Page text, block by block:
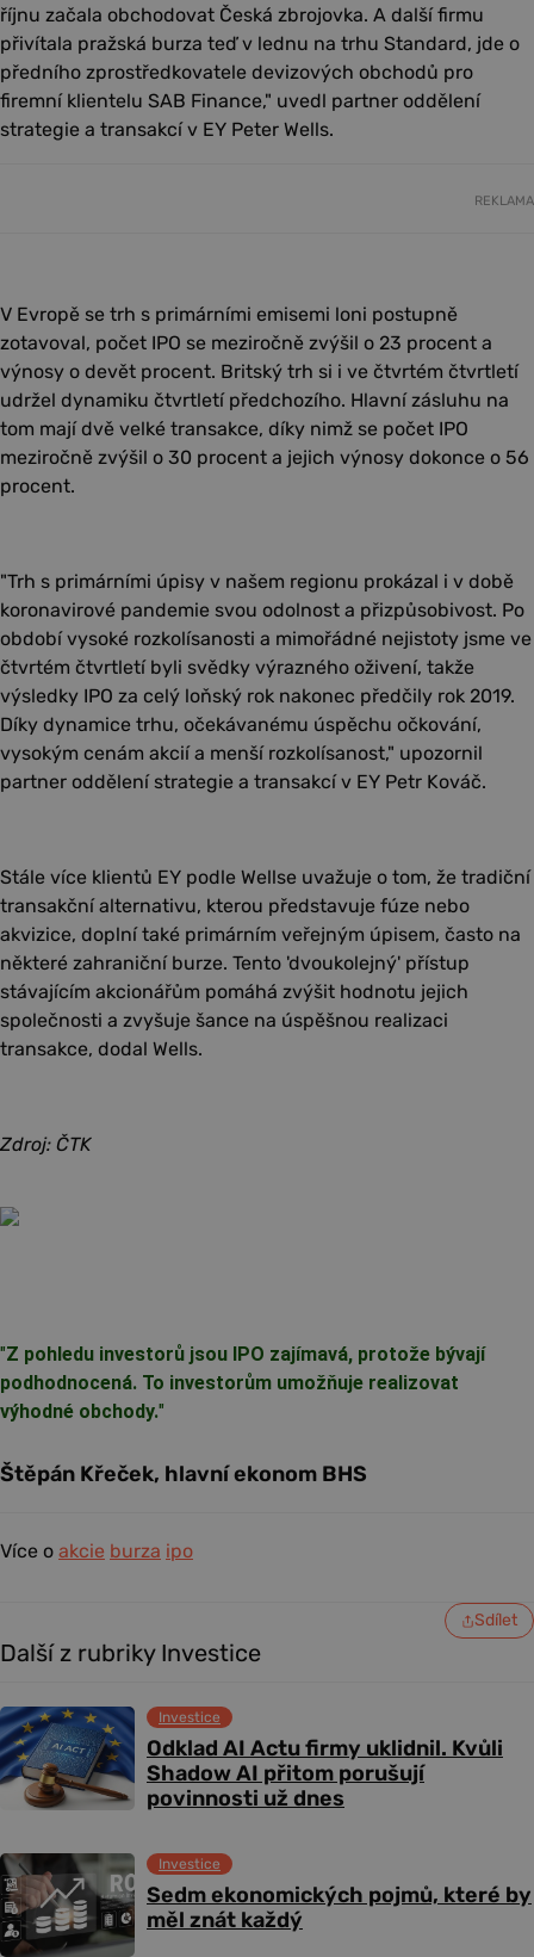
říjnu začala obchodovat Česká zbrojovka. A další firmu
přivítala pražská burza teď v lednu na trhu Standard, jde o
předního zprostředkovatele devizových obchodů pro
firemní klientelu SAB Finance," uvedl partner oddělení
strategie a transakcí v EY Peter Wells.
REKLAMA
V Evropě se trh s primárními emisemi loni postupně
zotavoval, počet IPO se meziročně zvýšil o 23 procent a
výnosy o devět procent. Britský trh si i ve čtvrtém čtvrtletí
udržel dynamiku čtvrtletí předchozího. Hlavní zásluhu na
tom mají dvě velké transakce, díky nimž se počet IPO
meziročně zvýšil o 30 procent a jejich výnosy dokonce o 56
procent.
"Trh s primárními úpisy v našem regionu prokázal i v době
koronavirové pandemie svou odolnost a přizpůsobivost. Po
období vysoké rozkolísanosti a mimořádné nejistoty jsme ve
čtvrtém čtvrtletí byli svědky výrazného oživení, takže
výsledky IPO za celý loňský rok nakonec předčily rok 2019.
Díky dynamice trhu, očekávanému úspěchu očkování,
vysokým cenám akcií a menší rozkolísanost," upozornil
partner oddělení strategie a transakcí v EY Petr Kováč.
Stále více klientů EY podle Wellse uvažuje o tom, že tradiční
transakční alternativu, kterou představuje fúze nebo
akvizice, doplní také primárním veřejným úpisem, často na
některé zahraniční burze. Tento 'dvoukolejný' přístup
stávajícím akcionářům pomáhá zvýšit hodnotu jejich
společnosti a zvyšuje šance na úspěšnou realizaci
transakce, dodal Wells.
Zdroj: ČTK
"Z pohledu investorů jsou IPO zajímavá, protože bývají
podhodnocená. To investorům umožňuje realizovat
výhodné obchody."
Štěpán Křeček, hlavní ekonom BHS
Více o akcie burza ipo
Sdílet
Další z rubriky Investice
Odklad AI Actu firmy uklidnil. Kvůli
Shadow AI přitom porušují
povinnosti už dnes
Investice
Sedm ekonomických pojmů, které by
měl znát každý
Investice